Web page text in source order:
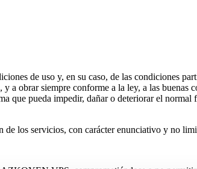
de uso y, en su caso, de las condiciones
a obrar siempre conforme a la ley, a las buenas
que pueda impedir, dañar o deteriorar el
de los servicios, con carácter enunciativo y no